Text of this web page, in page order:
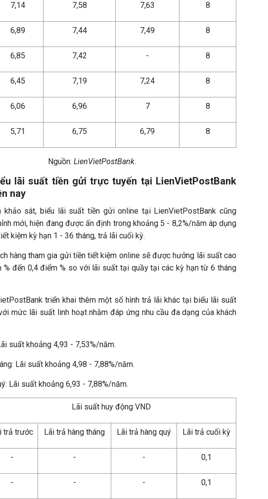
7,14 7,58 7,63 8
6,89 7,44 7,49 8
6,85 7,42 - 8
6,45 7,19 7,24 8
6,06 6,96 7 8
5,71 6,75 6,79 8
Nguồn: LienVietPostBank.
lãi suất tiền gửi trực tuyến tại LienVietPostBank
nay
khảo sát, biểu lãi suất tiền gửi online tại LienVietPostBank cũng
mới, hiện đang được ấn định trong khoảng 5 - 8,2%/năm áp dụng
kiệm kỳ hạn 1 - 36 tháng, trả lãi cuối kỳ.
hàng tham gia gửi tiền tiết kiệm online sẽ được hưởng lãi suất cao
% đến 0,4 điểm % so với lãi suất tại quầy tại các kỳ hạn từ 6 tháng
triển khai thêm một số hình trả lãi khác tại biểu lãi suất
mức lãi suất linh hoạt nhằm đáp ứng nhu cầu đa dạng của khách
suất khoảng 4,93 - 7,53%/năm.
Lãi suất khoảng 4,98 - 7,88%/năm.
Lãi suất khoảng 6,93 - 7,88%/năm.
Lãi suất huy động VND
trả trước Lãi trả hàng tháng Lãi trả hàng quý Lãi trả cuối kỳ
- - - 0,1
- - - 0,1